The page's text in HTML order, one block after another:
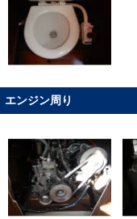
エンジン周り